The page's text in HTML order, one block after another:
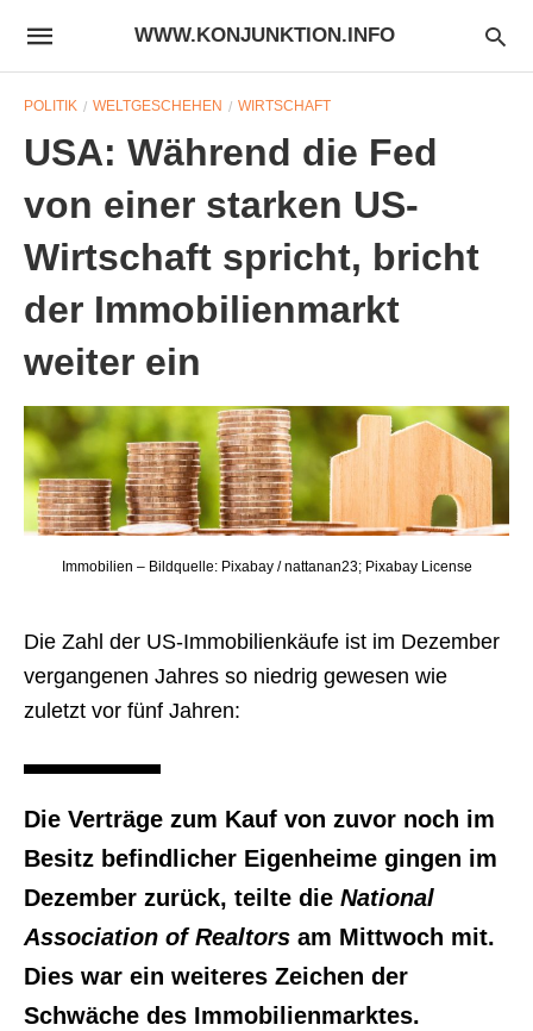
WWW.KONJUNKTION.INFO
POLITIK WELTGESCHEHEN WIRTSCHAFT
USA: Während die Fed
von einer starken US-
Wirtschaft spricht, bricht
der Immobilienmarkt
weiter ein
Immobilien – Bildquelle: Pixabay / nattanan23; Pixabay License
Die Zahl der US-Immobilienkäufe ist im Dezember
vergangenen Jahres so niedrig gewesen wie
zuletzt vor fünf Jahren:
Die Verträge zum Kauf von zuvor noch im
Besitz befindlicher Eigenheime gingen im
Dezember zurück, teilte die National
Association of Realtors am Mittwoch mit.
Dies war ein weiteres Zeichen der
Schwäche des Immobilienmarktes.